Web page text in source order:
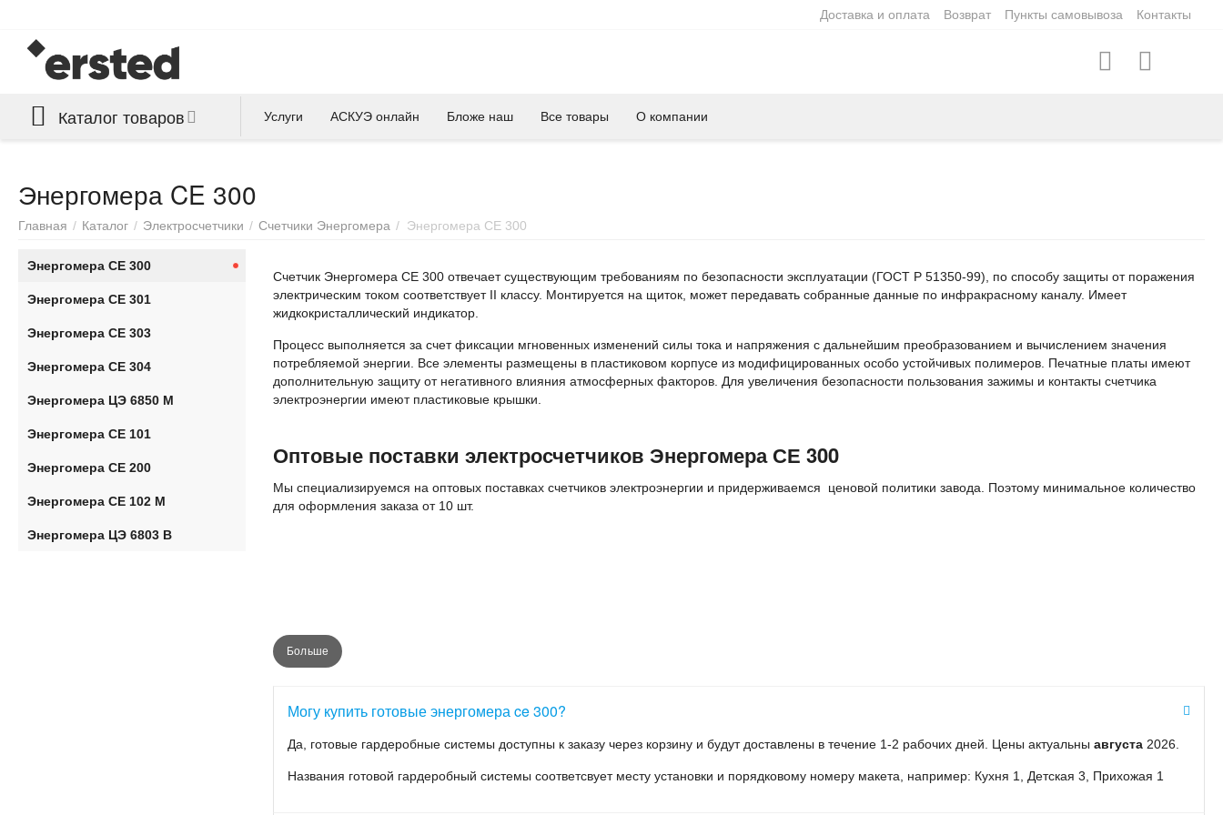
Доставка и оплата Возврат Пункты самовывоза Контакты
Каталог товаров Услуги АСКУЭ онлайн Бложе наш Все товары О компании
Энергомера CE 300
Главная / Каталог / Электросчетчики / Счетчики Энергомера / Энергомера CE 300
Счетчик Энергомера СЕ 300 отвечает существующим требованиям по безопасности эксплуатации (ГОСТ Р 51350-99), по способу защиты от поражения
электрическим током соответствует II классу. Монтируется на щиток, может передавать собранные данные по инфракрасному каналу. Имеет
жидкокристаллический индикатор.
Процесс выполняется за счет фиксации мгновенных изменений силы тока и напряжения с дальнейшим преобразованием и вычислением значения
потребляемой энергии. Все элементы размещены в пластиковом корпусе из модифицированных особо устойчивых полимеров. Печатные платы имеют
дополнительную защиту от негативного влияния атмосферных факторов. Для увеличения безопасности пользования зажимы и контакты счетчика
электроэнергии имеют пластиковые крышки.
Оптовые поставки электросчетчиков Энергомера СЕ 300
Мы специализируемся на оптовых поставках счетчиков электроэнергии и придерживаемся ценовой политики завода. Поэтому минимальное количество
для оформления заказа от 10 шт.
измерители;
Больше
Могу купить готовые энергомера ce 300?
Да, готовые гардеробные системы доступны к заказу через корзину и будут доставлены в течение 1-2 рабочих дней. Цены актуальны августа 2026.
Названия готовой гардеробный системы соответсвует месту установки и порядковому номеру макета, например: Кухня 1, Детская 3, Прихожая 1
Энергомера CE 300
Энергомера СЕ 301
Энергомера CE 303
Энергомера CE 304
Энергомера ЦЭ 6850 М
Энергомера СЕ 101
Энергомера CE 200
Энергомера CE 102 M
Энергомера ЦЭ 6803 В